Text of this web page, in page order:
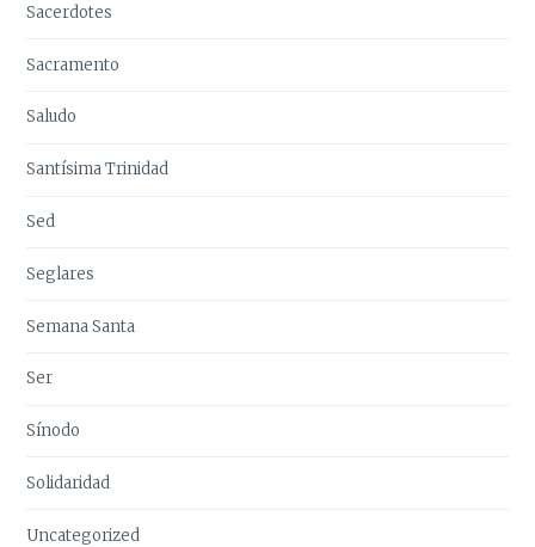
Sacerdotes
Sacramento
Saludo
Santísima Trinidad
Sed
Seglares
Semana Santa
Ser
Sínodo
Solidaridad
Uncategorized